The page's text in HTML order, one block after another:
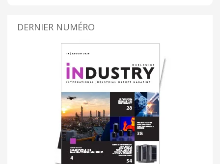
DERNIER NUMÉRO